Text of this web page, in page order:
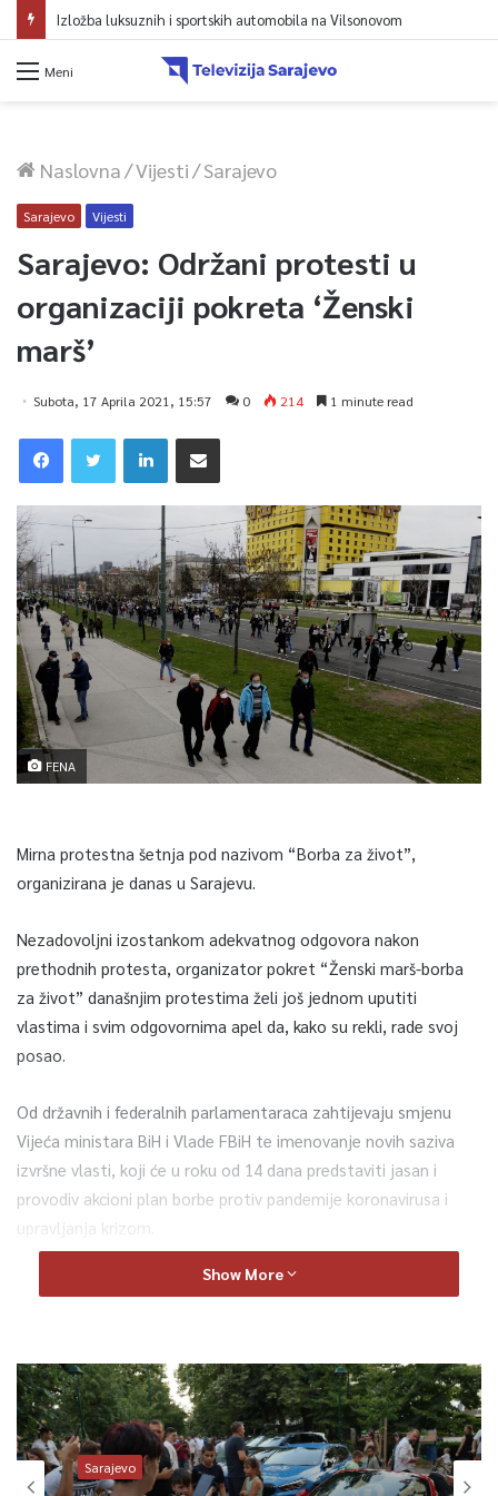
Izložba luksuznih i sportskih automobila na Vilsonovom
Meni
Naslovna/Vijesti/Sarajevo
Sarajevo Vijesti
Sarajevo: Održani protesti u
organizaciji pokreta ‘Ženski
marš’
Subota, 17 Aprila 2021, 15:57 0 214 1 minute read
FENA
Mirna protestna šetnja pod nazivom “Borba za život”,
organizirana je danas u Sarajevu.
Nezadovoljni izostankom adekvatnog odgovora nakon
prethodnih protesta, organizator pokret “Ženski marš-borba
za život” današnjim protestima želi još jednom uputiti
vlastima i svim odgovornima apel da, kako su rekli, rade svoj
posao.
Od državnih i federalnih parlamentaraca zahtijevaju smjenu
Vijeća ministara BiH i Vlade FBiH te imenovanje novih saziva
izvršne vlasti, koji će u roku od 14 dana predstaviti jasan i
provodiv akcioni plan borbe protiv pandemije koronavirusa i
upravljanja krizom.
Maja Gasal Vražalica, koja se obratila uime organizatora
kazala je, niko nije oglasio.
Ona je također istakla da protesti nisu samo zbog vakcina,
nego je riječ o protestima “za dostojanstveniji život”. Ističe
da nije više bitno ko je vlast, a ko opozicija, ocjenjujući da se
Show More
Sarajevo